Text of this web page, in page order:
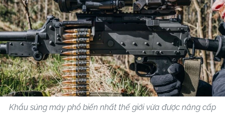
Khẩu súng máy phổ biến nhất thế giới vừa được nâng cấp